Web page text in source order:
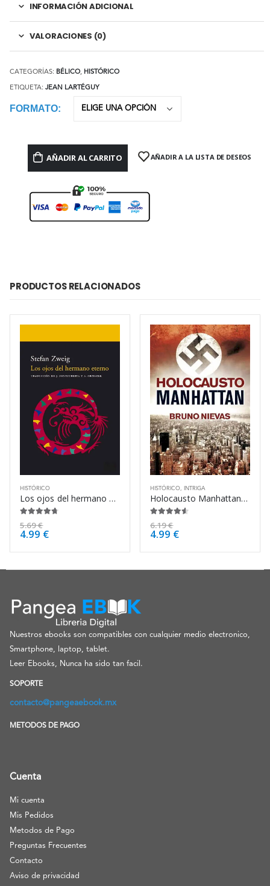
INFORMACIÓN ADICIONAL
VALORACIONES (0)
CATEGORÍAS: BÉLICO, HISTÓRICO
ETIQUETA: JEAN LARTÉGUY
FORMATO
AÑADIR AL CARRITO AÑADIR A LA LISTA DE DESEOS
PRODUCTOS RELACIONADOS
HISTÓRICO
Los ojos del hermano eterno – Stefan Zweig
5.69€
4.99 €
HISTÓRICO INTRIGA
Holocausto Manhattan – Bruno Nievas
6.19€
4.99 €
Nuestros ebooks son compatibles con cualquier medio electronico,
Smartphone, laptop, tablet.
Leer Ebooks, Nunca ha sido tan facil.
SOPORTE
contacto@pangeaebook.mx
METODOS DE PAGO
Cuenta
Mi cuenta
Mis Pedidos
Metodos de Pago
Preguntas Frecuentes
Contacto
Aviso de privacidad